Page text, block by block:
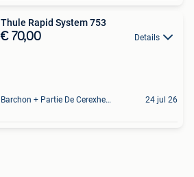
Thule Rapid System 753
€ 70,00 Details
Barchon + Partie De Cerexhe - Heuseux, De Evegnee - Tignee 24 jul 26